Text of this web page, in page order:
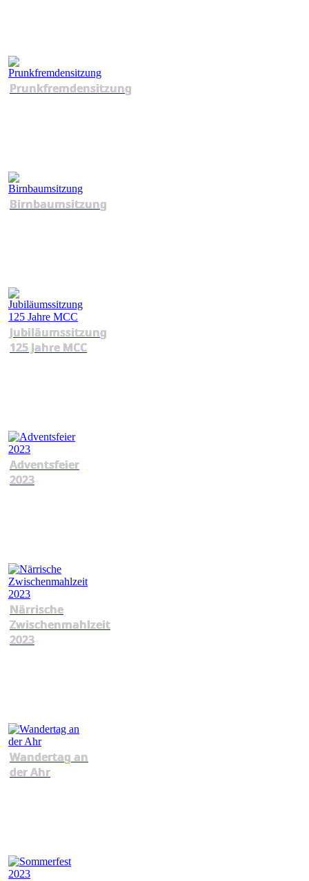
Prunkfremdensitzung
Birnbaumsitzung
Jubiläumssitzung
125 Jahre MCC
Adventsfeier
2023
Närrische
Zwischenmahlzeit
2023
Wandertag an
der Ahr